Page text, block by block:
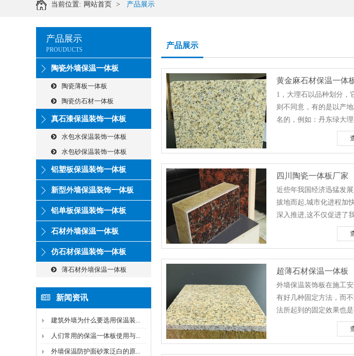
当前位置: 网站首页 > 产品展示
产品展示
PROUDUCTS
陶瓷外墙保温一体板
陶瓷薄板一体板
陶瓷仿石材一体板
真石漆保温装饰一体板
水包水保温装饰一体板
水包砂保温装饰一体板
铝塑板保温装饰一体板
新型外墙保温装饰一体板
铝单板保温装饰一体板
石材外墙保温一体板
仿石材保温装饰一体板
薄石材外墙保温一体板
新闻资讯
建筑外墙为什么要选用保温装...
人们常用的保温一体板使用与...
外墙保温防护面砂浆泛白的原...
产品展示
黄金麻石材保温一体
1，大理石以品种划分，
则不同意，有的是以产
名的，例如：丹东绿大
大理石等；还有的是以
和颜色命名，例如：雪
纹形象命名，例如：秋景
常出现同类大理石不同命
象。 2，大理岩是由
云质灰岩、白云岩等碳酸
四川陶瓷一体板厂家
近些年我国经济迅猛发
拔地而起,城市化进程加
深入推进,这不仅促进了
程的发展,也让建筑材料
破.响应国家节能减排号
材,这种大环境对外墙保
板为何受到市场热烈推崇
我国房建工程迅猛发展,
关节能减排号召,越来越
超薄石材保温一体板
外墙保温装饰板在施工安
有好几种固定方法，而
法所起到的固定效果也是
因此下面小编就来给大
下该板材的固定方法